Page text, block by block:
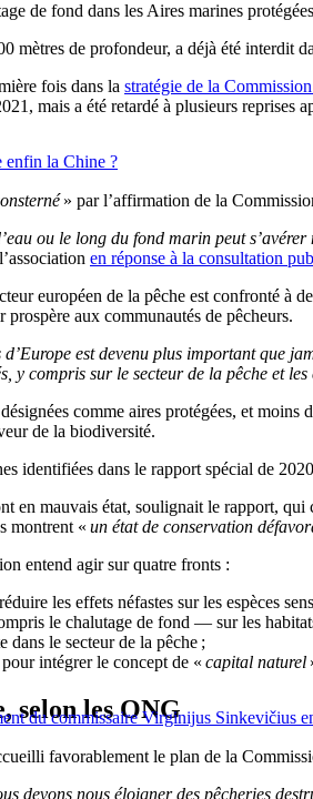
de fond dans les Aires marines
mètres de profondeur, a déjà été interdit
fois dans la stratégie de la
mais a été retardé à plusieurs reprises
enfin la Chine ?
» par l’affirmation de la
ou le long du fond marin peut
en réponse à la consultation
européen de la pêche est confronté à
aux communautés de pêcheurs.
d’Europe est devenu plus important que
y compris sur le secteur de la pêche et
comme aires protégées, et
de la biodiversité.
identifiées dans le rapport spécial de
en mauvais état, soulignait le rapport,
montrent « un état de conservation
entend agir sur quatre fronts :
les effets néfastes sur les espèces
le chalutage de fond — sur les
dans le secteur de la pêche ;
intégrer le concept de « capital naturel
du commissaire Virginijus Sinkevičius
selon les ONG
favorablement le plan de la
devons nous éloigner des pêcheries